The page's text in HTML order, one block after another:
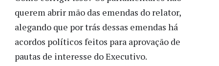
querem abrir mão das emendas do relator,
alegando que por trás dessas emendas há
acordos políticos feitos para aprovação de
pautas de interesse do Executivo.